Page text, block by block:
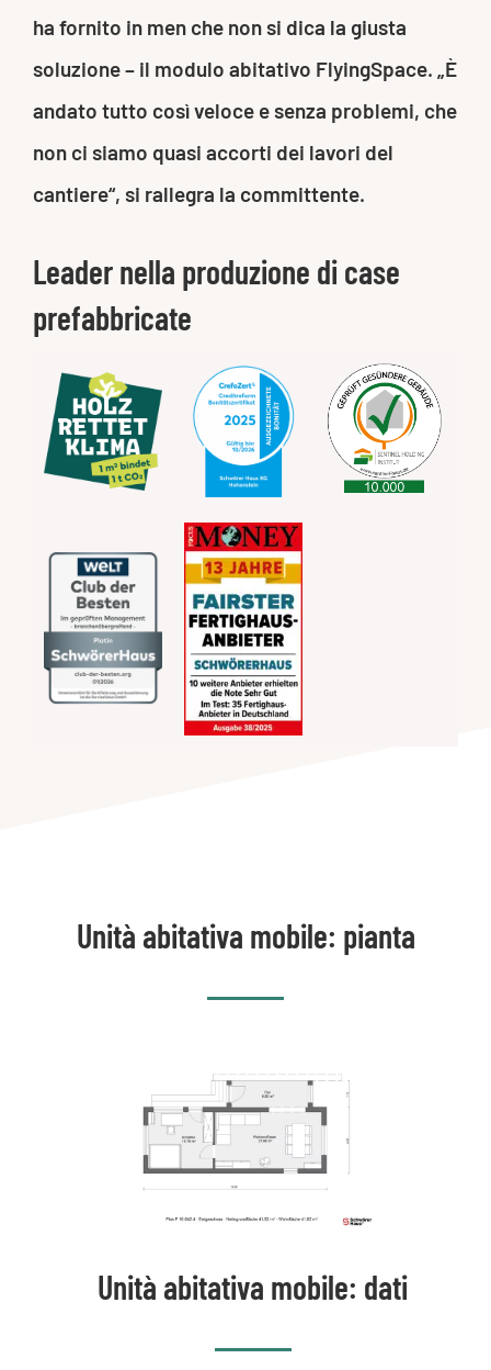
ha fornito in men che non si dica la giusta
soluzione – il modulo abitativo FlyingSpace. „È
andato tutto così veloce e senza problemi, che
non ci siamo quasi accorti dei lavori del
cantiere“, si rallegra la committente.
Leader nella produzione di case
prefabbricate
Unità abitativa mobile: pianta
Unità abitativa mobile: dati